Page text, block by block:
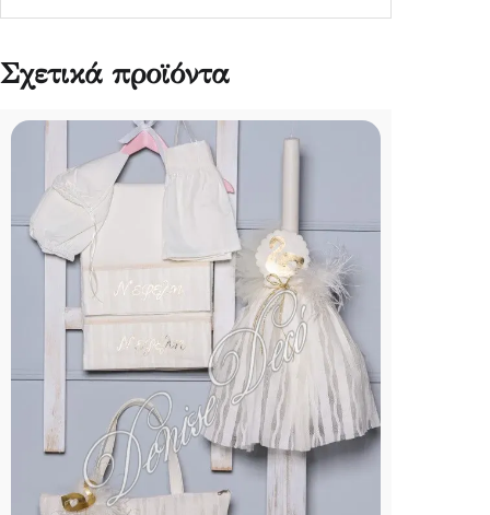
Σχετικά προϊόντα